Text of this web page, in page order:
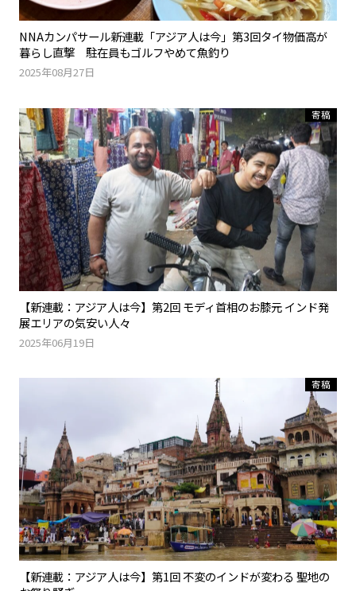
NNAカンパサール新連載「アジア人は今」第3回タイ物価高が
暮らし直撃 駐在員もゴルフやめて魚釣り
2025年08月27日
【新連載：アジア人は今】第2回 モディ首相のお膝元 インド発
展エリアの気安い人々
2025年06月19日
寄稿
【新連載：アジア人は今】第1回 不変のインドが変わる 聖地の
寄稿